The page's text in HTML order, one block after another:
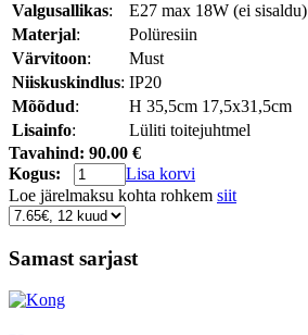
Valgusallikas:
E27 max 18W (ei sisaldu)
Materjal:
Polüresiin
Värvitoon:
Must
Niiskuskindlus: IP20
Mõõdud:
H 35,5cm 17,5x31,5cm
Lisainfo:
Lüliti toitejuhtmel
Tavahind: 90.00 €
Kogus:
Lisa korvi
Loe järelmaksu kohta rohkem siit
Samast sarjast